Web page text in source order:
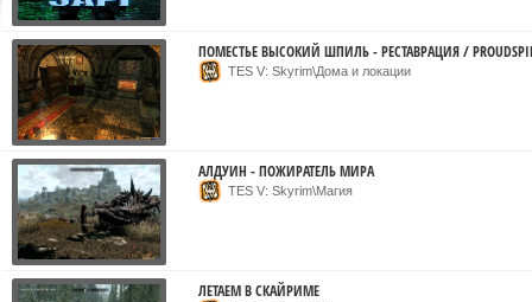
ПОМЕСТЬЕ ВЫСОКИЙ ШПИЛЬ - РЕСТАВРАЦИЯ / PROUDSPIRE
TES V: Skyrim\Дома и локации
АЛДУИН - ПОЖИРАТЕЛЬ МИРА
TES V: Skyrim\Магия
ЛЕТАЕМ В СКАЙРИМЕ